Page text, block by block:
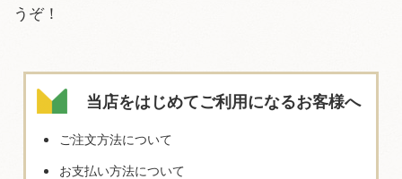
うぞ！
当店をはじめてご利用になるお客様へ
ご注文方法について
お支払い方法について